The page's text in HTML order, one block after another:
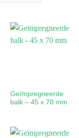
Geïmpregneerde
balk – 45 x 70 mm